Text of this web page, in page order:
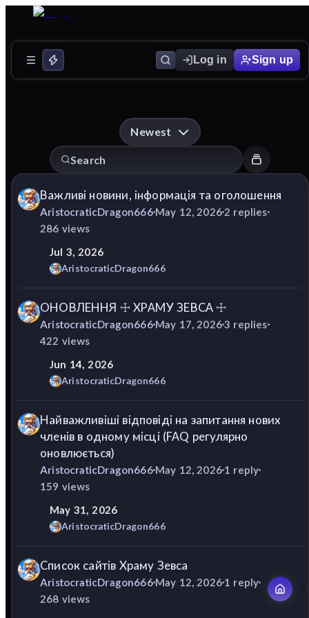
Log in Sign up
Newest
Важливі новини, інформація та оголошення
AristocraticDragon666May 12, 20262 replies
286 views
Jul 3, 2026
AristocraticDragon666
ОНОВЛЕННЯ ☩ ХРАМУ ЗЕВСА ☩
AristocraticDragon666May 17, 20263 replies
422 views
Jun 14, 2026
AristocraticDragon666
Найважливіші відповіді на запитання нових
членів в одному місці (FAQ регулярно
оновлюється)
AristocraticDragon666May 12, 20261 reply
159 views
May 31, 2026
AristocraticDragon666
Список сайтів Храму Зевса
AristocraticDragon666May 12, 20261 reply
268 views